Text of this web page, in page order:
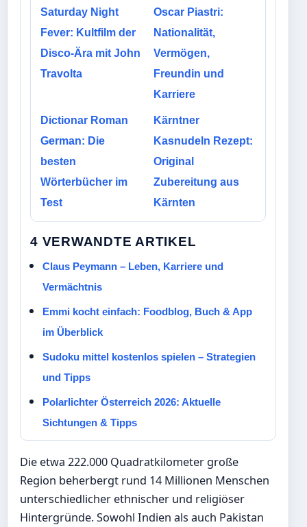
Saturday Night
Fever: Kultfilm der
Disco-Ära mit John
Travolta
Oscar Piastri:
Nationalität,
Vermögen,
Freundin und
Karriere
Dictionar Roman
German: Die
besten
Wörterbücher im
Test
Kärntner
Kasnudeln Rezept:
Original
Zubereitung aus
Kärnten
4 VERWANDTE ARTIKEL
Claus Peymann – Leben, Karriere und
Vermächtnis
Emmi kocht einfach: Foodblog, Buch & App
im Überblick
Sudoku mittel kostenlos spielen – Strategien
und Tipps
Polarlichter Österreich 2026: Aktuelle
Sichtungen & Tipps
Die etwa 222.000 Quadratkilometer große
Region beherbergt rund 14 Millionen Menschen
unterschiedlicher ethnischer und religiöser
Hintergründe. Sowohl Indien als auch Pakistan